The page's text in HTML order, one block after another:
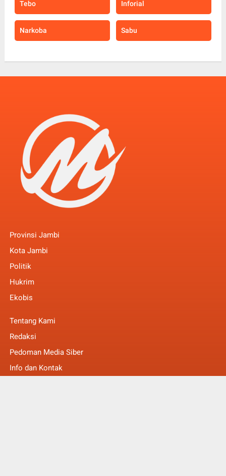
Tebo Inforial
Narkoba Sabu
Provinsi Jambi
Kota Jambi
Politik
Hukrim
Ekobis
Tentang Kami
Redaksi
Pedoman Media Siber
Info dan Kontak